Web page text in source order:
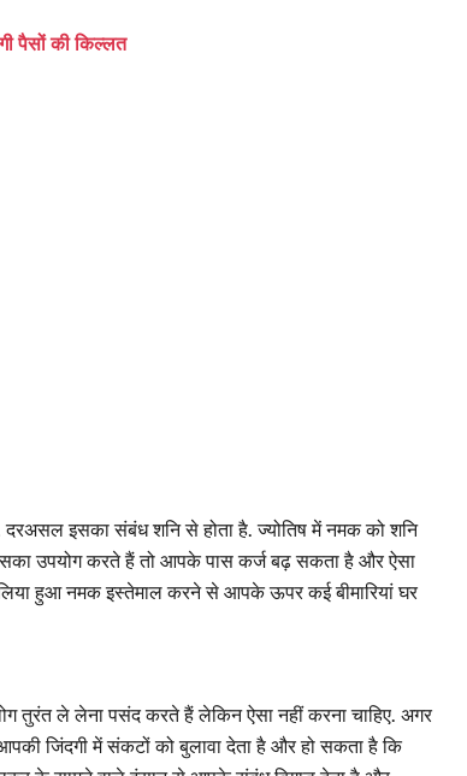
पैसों की किल्लत
इसका संबंध शनि से होता है. ज्योतिष में नमक को शनि
उपयोग करते हैं तो आपके पास कर्ज बढ़ सकता है और ऐसा
हुआ नमक इस्तेमाल करने से आपके ऊपर कई बीमारियां घर
तुरंत ले लेना पसंद करते हैं लेकिन ऐसा नहीं करना चाहिए. अगर
जिंदगी में संकटों को बुलावा देता है और हो सकता है कि